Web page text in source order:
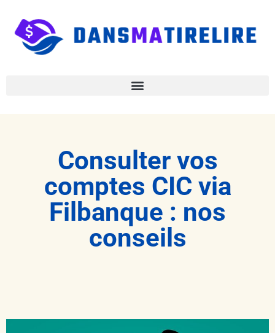
Consulter vos
comptes CIC via
Filbanque : nos
conseils